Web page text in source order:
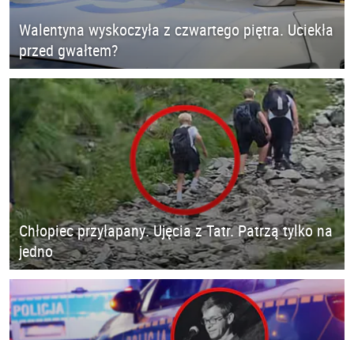
Walentyna wyskoczyła z czwartego piętra. Uciekła
przed gwałtem?
Chłopiec przyłapany. Ujęcia z Tatr. Patrzą tylko na
jedno